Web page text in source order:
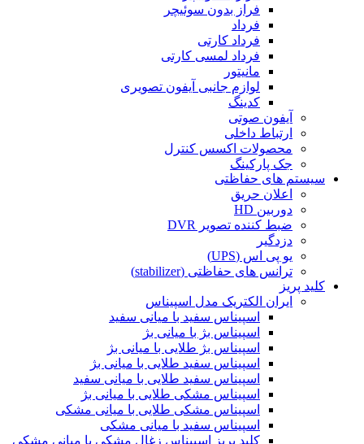
فراز بدون سوئیچر
فرداد
فرداد کارتی
فرداد لمسی کارتی
مانیتور
لوازم جانبی آیفون تصویری
کدینگ
آیفون صوتی
ارتباط داخلی
محصولات اکسس کنترل
جک پارکینگ
سیستم های حفاظتی
اعلان حریق
دوربین HD
ضبط کننده تصویر DVR
دزدگیر
یو پی اس (UPS)
ترانس های حفاظتی (stabilizer)
کلید پریز
ایران الکتریک مدل اسپیناس
اسپیناس سفید با میانی سفید
اسپیناس بژ با میانی بژ
اسپیناس بژ طلایی با میانی بژ
اسپیناس سفید طلایی با میانی بژ
اسپیناس سفید طلایی با میانی سفید
اسپیناس مشکی طلایی با میانی بژ
اسپیناس مشکی طلایی با میانی مشکی
اسپیناس سفید با میانی مشکی
کلید پریز اسپیناس زغال مشکی با میانی مشکی